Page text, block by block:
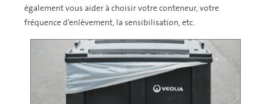
également vous aider à choisir votre conteneur, votre
fréquence d’enlèvement, la sensibilisation, etc.